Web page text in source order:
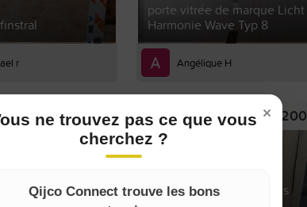
r
porte vitrée de marque Licht
Harmonie Wave Typ 8
Angélique H
€700
Portes intérieures en bois
€200
×
ne trouvez pas ce que vous
cherchez ?
Qijco Connect trouve les bons